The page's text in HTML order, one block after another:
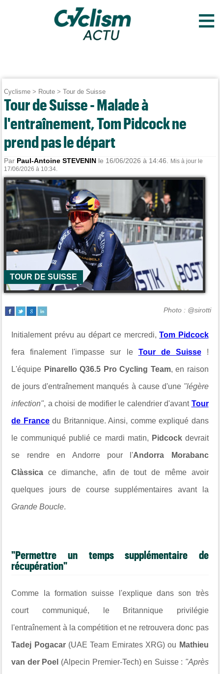
≡
Cyclisme > Route >Tour de Suisse
Tour de Suisse - Malade à
l'entraînement, Tom Pidcock ne
prend pas le départ
Par Paul-Antoine STEVENIN le 16/06/2026 à 14:46.
Mis à jour le
17/06/2026 à 10:34.
TOUR DE SUISSE
Photo : @sirotti
Initialement prévu au départ ce mercredi,Tom Pidcock
fera finalement l'impasse sur le Tour de Suisse !
L'équipe Pinarello Q36.5 Pro Cycling Team, en raison
de jours d'entraînement manqués à cause d'une "légère
infection", a choisi de modifier le calendrier d'avant Tour
de France du Britannique. Ainsi, comme expliqué dans
le communiqué publié ce mardi matin, Pidcock devrait
se rendre en Andorre pour l'Andorra Morabanc
Clàssicace dimanche, afin de tout de même avoir
quelques jours de course supplémentaires avant la
Grande Boucle.
"Permettre un temps supplémentaire de
récupération"
Comme la formation suisse l'explique dans son très
court communiqué, le Britannique privilégie
l'entraînement à la compétition et ne retrouvera donc pas
Tadej Pogacar (UAE Team Emirates XRG) ou Mathieu
van der Poel (Alpecin Premier-Tech) en Suisse : "Après